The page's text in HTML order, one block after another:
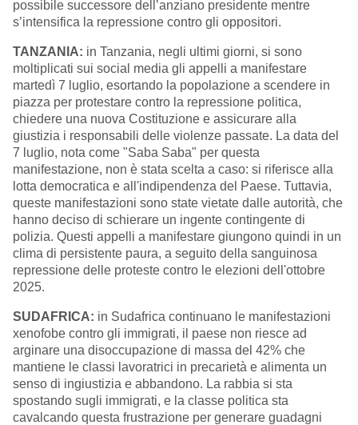
possibile successore dell’anziano presidente mentre
s’intensifica la repressione contro gli oppositori.
TANZANIA: in Tanzania, negli ultimi giorni, si sono
moltiplicati sui social media gli appelli a manifestare
martedì 7 luglio, esortando la popolazione a scendere in
piazza per protestare contro la repressione politica,
chiedere una nuova Costituzione e assicurare alla
giustizia i responsabili delle violenze passate. La data del
7 luglio, nota come "Saba Saba" per questa
manifestazione, non è stata scelta a caso: si riferisce alla
lotta democratica e all'indipendenza del Paese. Tuttavia,
queste manifestazioni sono state vietate dalle autorità, che
hanno deciso di schierare un ingente contingente di
polizia. Questi appelli a manifestare giungono quindi in un
clima di persistente paura, a seguito della sanguinosa
repressione delle proteste contro le elezioni dell'ottobre
2025.
SUDAFRICA: in Sudafrica continuano le manifestazioni
xenofobe contro gli immigrati, il paese non riesce ad
arginare una disoccupazione di massa del 42% che
mantiene le classi lavoratrici in precarietà e alimenta un
senso di ingiustizia e abbandono. La rabbia si sta
spostando sugli immigrati, e la classe politica sta
cavalcando questa frustrazione per generare guadagni